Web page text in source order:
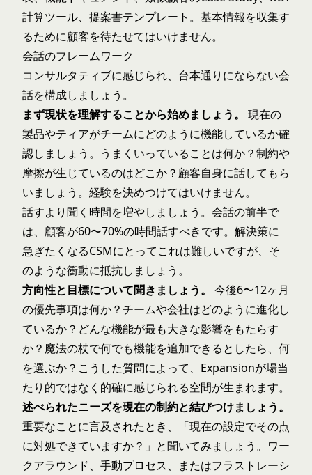
計算ツール、提案書テンプレート。基本情報を収集す
るために顧客を待たせてはいけません。
会話のフレームワーク
コンサルタティブに感じられ、台本通りにならない会
話を構成しましょう。
まず現状を理解することから始めましょう。
現在の
製品やティアがチームにどのように機能しているか確
認しましょう。うまくいっていることは何か？制約や
摩擦が生じているのはどこか？顧客自身に話してもら
いましょう。経験を決めつけてはいけません。
話すより聞く時間を増やしましょう。会話の前半で
は、顧客が60〜70%の時間話すべきです。解決策に
急ぎたくなるCSMにとってこれは難しいですが、そ
のような衝動に抵抗しましょう。
方向性と目標について聞きましょう。
今後6〜12ヶ月
の優先事項は何か？チームや会社はどのように進化し
ているか？どんな機能が最も大きな影響をもたらす
か？魔法の杖で何でも機能を追加できるとしたら、何
を選ぶか？こうした質問によって、Expansionが場当
たり的ではなく的確に感じられる空間が生まれます。
述べられたニーズを現在の制約と結びつけましょう。
重要なことに言及されたとき、「現在の設定でその点
に対処できていますか？」と聞いてみましょう。ワー
クアラウンド、手動プロセス、またはフラストレーシ